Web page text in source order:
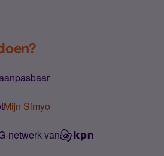
Mijn Simyo
netwerk van